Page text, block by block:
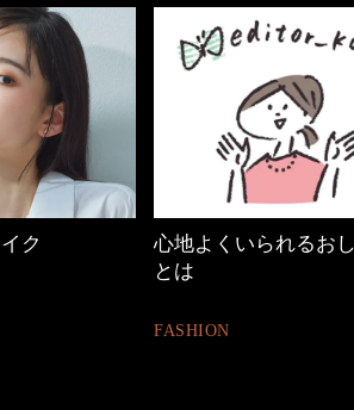
れるおしゃれ
働く女性のバッグ